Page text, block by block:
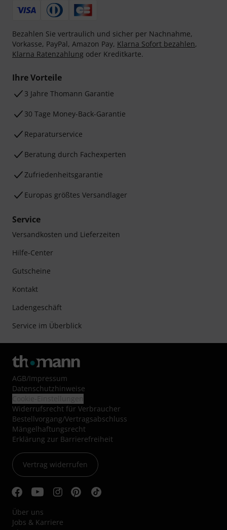
Bezahlen Sie vertraulich und sicher per Nachnahme,
Vorkasse, PayPal, Amazon Pay, Klarna Sofort bezahlen,
Klarna Ratenzahlung oder Kreditkarte.
Ihre Vorteile
3 Jahre Thomann Garantie
30 Tage Money-Back-Garantie
Reparaturservice
Beratung durch Fachexperten
Zufriedenheitsgarantie
Europas größtes Versandlager
Service
Versandkosten und Lieferzeiten
Hilfe-Center
Gutscheine
Kontakt
Ladengeschäft
Service im Überblick
AGB/Impressum
Datenschutzhinweise
Widerrufsrecht für Verbraucher
Bestellvorgang/Vertragsabschluss
Mängelhaftungsrecht
Erklärung zur Barrierefreiheit
Vertrag widerrufen
Über uns
Jobs & Karriere